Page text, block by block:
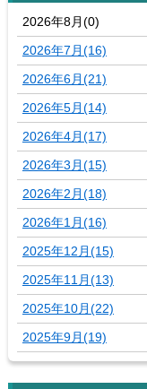
2026年8月(0)
2026年7月(16)
2026年6月(21)
2026年5月(14)
2026年4月(17)
2026年3月(15)
2026年2月(18)
2026年1月(16)
2025年12月(15)
2025年11月(13)
2025年10月(22)
2025年9月(19)